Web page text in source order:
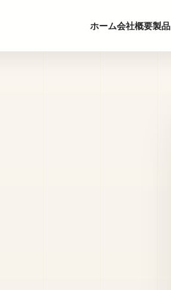
ホーム会社概要製品